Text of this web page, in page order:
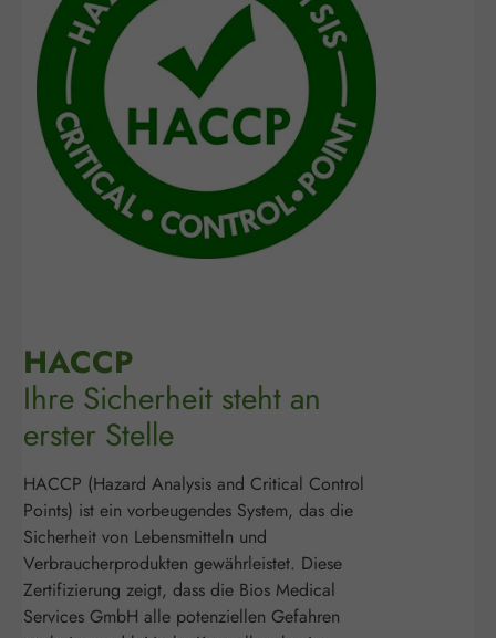
HACCP
Ihre Sicherheit steht an
erster Stelle
HACCP (Hazard Analysis and Critical Control
Points) ist ein vorbeugendes System, das die
Sicherheit von Lebensmitteln und
Verbraucherprodukten gewährleistet. Diese
Zertifizierung zeigt, dass die Bios Medical
Services GmbH alle potenziellen Gefahren